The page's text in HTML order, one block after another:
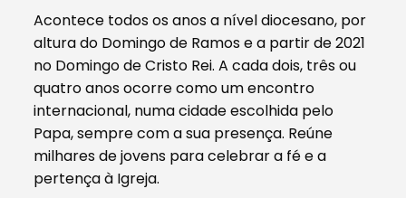
Acontece todos os anos a nível diocesano, por
altura do Domingo de Ramos e a partir de 2021
no Domingo de Cristo Rei. A cada dois, três ou
quatro anos ocorre como um encontro
internacional, numa cidade escolhida pelo
Papa, sempre com a sua presença. Reúne
milhares de jovens para celebrar a fé e a
pertença à Igreja.